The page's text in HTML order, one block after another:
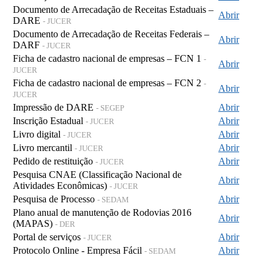
Documento de Arrecadação de Receitas Estaduais –
DARE - JUCER
Abrir
Documento de Arrecadação de Receitas Federais –
DARF - JUCER
Abrir
Ficha de cadastro nacional de empresas – FCN 1 -
JUCER
Abrir
Ficha de cadastro nacional de empresas – FCN 2 -
JUCER
Abrir
Impressão de DARE - SEGEP
Abrir
Inscrição Estadual - JUCER
Abrir
Livro digital - JUCER
Abrir
Livro mercantil - JUCER
Abrir
Pedido de restituição - JUCER
Abrir
Pesquisa CNAE (Classificação Nacional de
Atividades Econômicas) - JUCER
Abrir
Pesquisa de Processo - SEDAM
Abrir
Plano anual de manutenção de Rodovias 2016
(MAPAS) - DER
Abrir
Portal de serviços - JUCER
Abrir
Protocolo Online - Empresa Fácil - SEDAM
Abrir